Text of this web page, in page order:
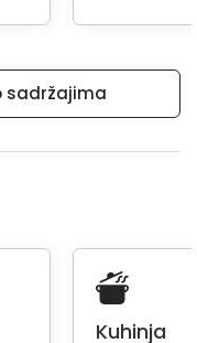
sadržajima
Kuhinja